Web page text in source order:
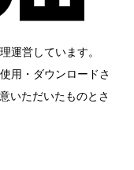
運営しています。
用・ダウンロードさ
いただいたものとさ